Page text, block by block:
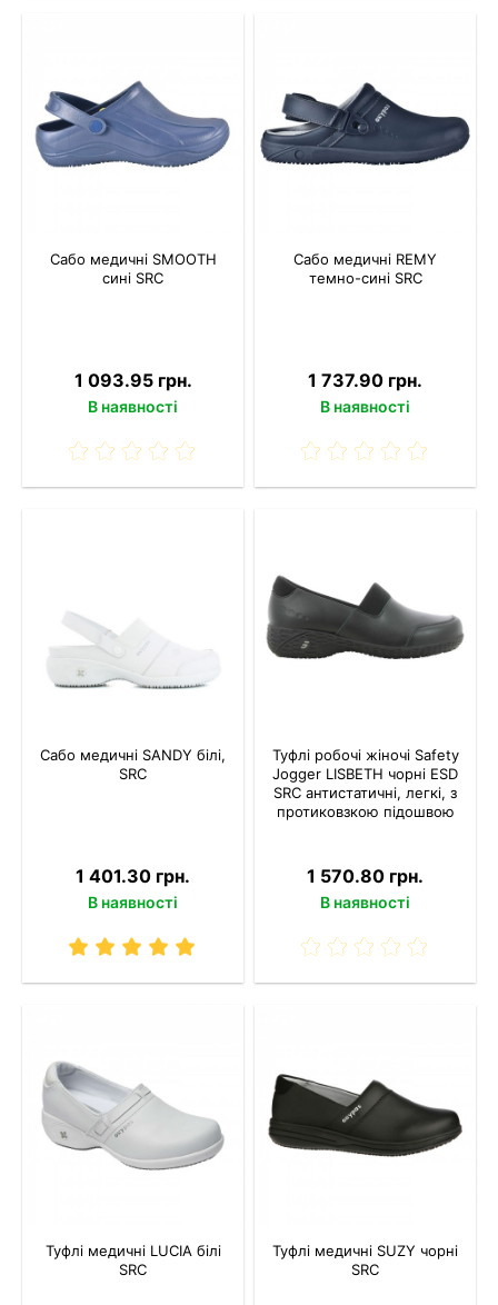
Сабо медичні SMOOTH
сині SRC
1 093.95 грн.
В наявності
Сабо медичні REMY
темно-сині SRC
1 737.90 грн.
В наявності
Сабо медичні SANDY білі,
SRC
1 401.30 грн.
В наявності
Туфлі робочі жіночі Safety
Jogger LISBETH чорні ESD
SRC антистатичні, легкі, з
протиковзкою підошвою
1 570.80 грн.
В наявності
Туфлі медичні LUCIA білі
SRC
Туфлі медичні SUZY чорні
SRC